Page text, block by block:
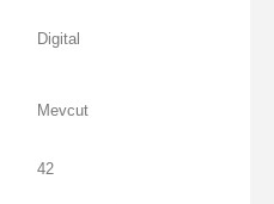
Digital
Mevcut
42